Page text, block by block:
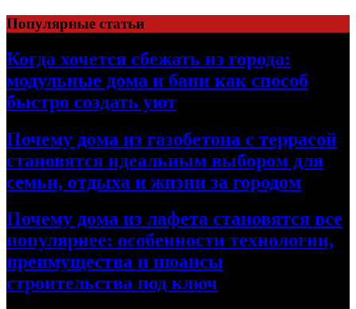
Перейти
к
содержимому
Популярные статьи
Когда хочется сбежать из города:
модульные дома и бани как способ
быстро создать уют
Почему дома из газобетона с террасой
становятся идеальным выбором для
семьи, отдыха и жизни за городом
Почему дома из лафета становятся все
популярнее: особенности технологии,
преимущества и нюансы
строительства под ключ